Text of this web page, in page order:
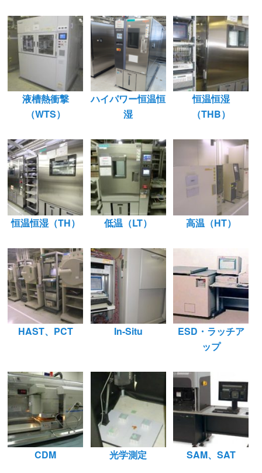
液槽熱衝撃
（WTS）
ハイパワー恒温恒
湿
恒温恒湿
（THB）
恒温恒湿（TH） 低温（LT） 高温（HT）
HAST、PCT In-Situ
ESD・ラッチア
ップ
CDM 光学測定 SAM、SAT